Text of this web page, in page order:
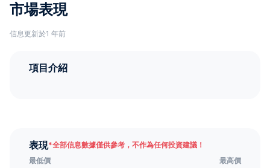
市場表現
信息更新於1 年前
項目介紹
表現*全部信息數據僅供參考，不作為任何投資建議！
最低價
最高價